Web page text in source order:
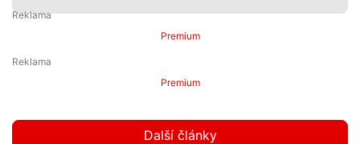
Premium
Premium
Další články